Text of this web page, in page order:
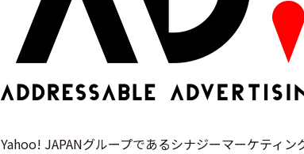
Yahoo! JAPANグループであるシナジーマーケティ